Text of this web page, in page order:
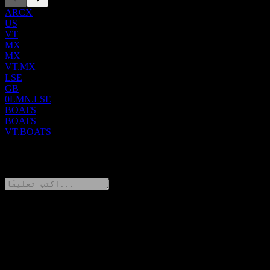
ARCX
US
VT
MX
MX
VT.MX
LSE
GB
0LMN.LSE
BOATS
BOATS
VT.BOATS